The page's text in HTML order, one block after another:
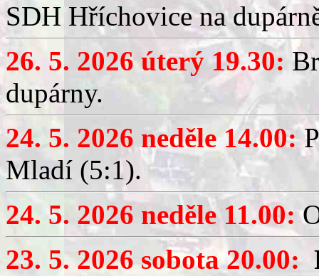
SDH Hříchovice na
26. 5. 2026 úterý 19.30:
dupárny.
24. 5. 2026 neděle 14.00:
Mladí (5:1).
24. 5. 2026 neděle 11.00:
23. 5. 2026 sobota 20.00: